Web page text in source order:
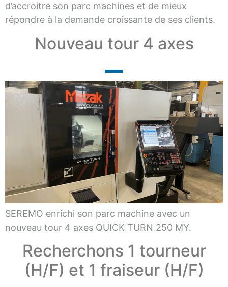
d’accroitre son parc machines et de mieux
répondre à la demande croissante de ses clients.
Nouveau tour 4 axes
SEREMO enrichi son parc machine avec un
nouveau tour 4 axes QUICK TURN 250 MY.
Recherchons 1 tourneur
(H/F) et 1 fraiseur (H/F)